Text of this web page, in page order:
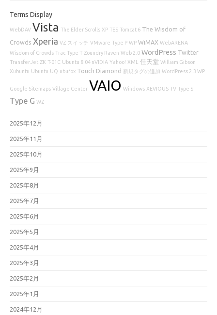
Terms Display
WebDAV Vista The Elder Scrolls XP TES Tomcat 6 The Wisdom of
Crowds Xperia VZ スイッチ VMware Type P WP WiMAX WebARENA
Wisdom of Crowds Trac Type T Zoundry Raven Web 2.0 WordPress Twitter
TransferJet ZK T-01C Ubuntu 8.04 nVIDIA Yahoo! XML 任天堂 William Gibson
Xubuntu Ubuntu UQ ubufox Touch Diamond 新規タグの追加 WordPress 2.3 WP
Google Sitemaps Village Center VAIO Windows XEVIOUS TV Type S
Type G WZ
2025年12月
2025年11月
2025年10月
2025年9月
2025年8月
2025年7月
2025年6月
2025年5月
2025年4月
2025年3月
2025年2月
2025年1月
2024年12月